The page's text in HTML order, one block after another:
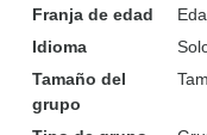
Franja de edad
Idioma
Tamaño del
grupo